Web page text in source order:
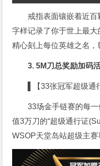
戒指表面镶嵌着近
字样记录了你于世上最
精心刻上每位英雄之名，
3. 5M刀总奖励加码
▌【33张冠军超级通
33场金手链赛的每
值3万刀的“超级通行证
WSOP天堂岛站超级主赛